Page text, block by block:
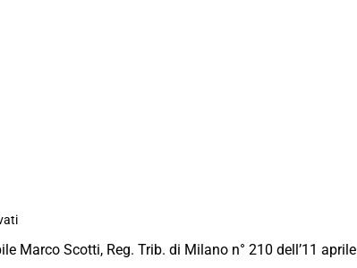
Marco Scotti, Reg. Trib. di Milano n° 210 dell’11 aprile